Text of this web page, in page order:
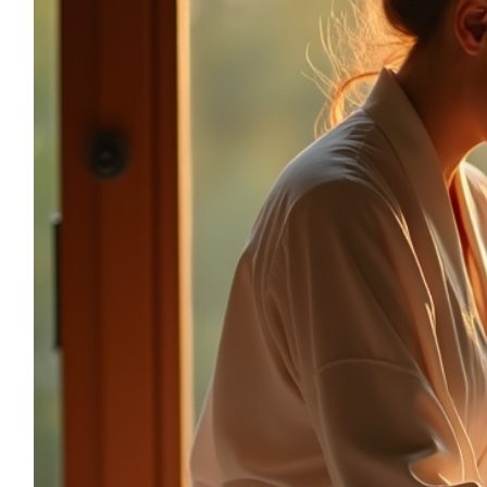
sonia.reiki50@gmail.com